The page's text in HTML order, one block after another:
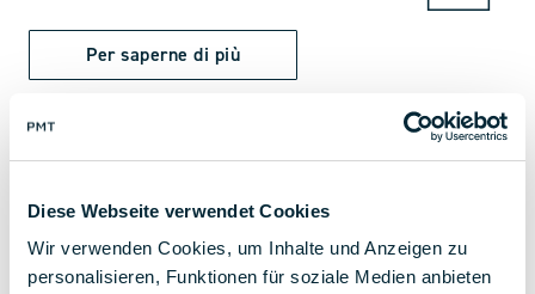
Diese Webseite verwendet Cookies
Wir verwenden Cookies, um Inhalte und Anzeigen zu
personalisieren, Funktionen für soziale Medien anbieten
Per saperne di più